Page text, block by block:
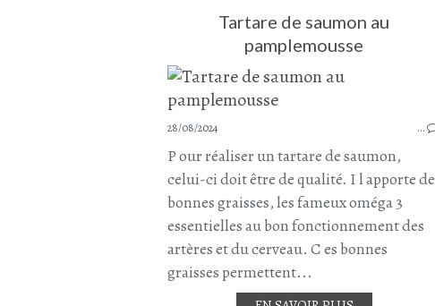
Tartare de saumon au
pamplemousse
28/08/2024 …
P our réaliser un tartare de saumon,
celui-ci doit être de qualité. I l apporte de
bonnes graisses, les fameux oméga 3
essentielles au bon fonctionnement des
artères et du cerveau. C es bonnes
graisses permettent...